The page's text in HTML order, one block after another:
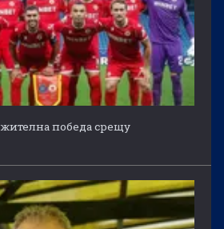
победа срещу